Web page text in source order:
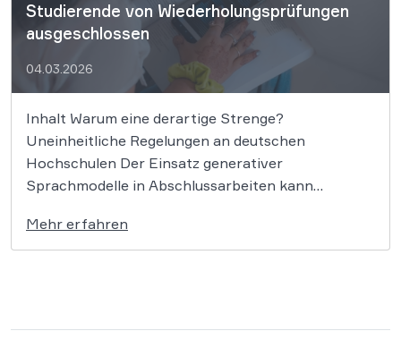
Studierende von Wiederholungsprüfungen
ausgeschlossen
04.03.2026
Inhalt Warum eine derartige Strenge?
Uneinheitliche Regelungen an deutschen
Hochschulen Der Einsatz generativer
Sprachmodelle in Abschlussarbeiten kann
bloßes Nichtbestehen hinausgehen. So bestätigte
das VG Kassel am 25.02.2026 den Ausschluss
Mehr erfahren